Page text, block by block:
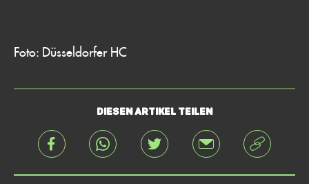
Foto: Düsseldorfer HC
Diesen Artikel teilen